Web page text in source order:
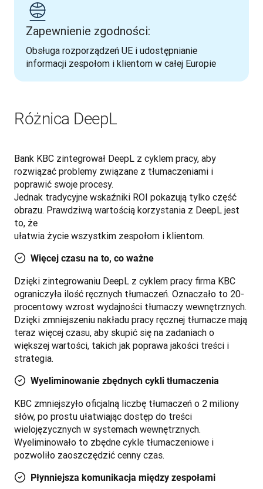
Zapewnienie zgodności:
Obsługa rozporządzeń UE i udostępnianie
informacji zespołom i klientom w całej Europie
Różnica DeepL
Bank KBC zintegrował DeepL z cyklem pracy, aby
rozwiązać problemy związane z tłumaczeniami i
poprawić swoje procesy.
Jednak tradycyjne wskaźniki ROI pokazują tylko część
obrazu. Prawdziwą wartością korzystania z DeepL jest
to, że
ułatwia życie wszystkim zespołom i klientom.
Więcej czasu na to, co ważne
Dzięki zintegrowaniu DeepL z cyklem pracy firma KBC
ograniczyła ilość ręcznych tłumaczeń. Oznaczało to 20-
procentowy wzrost wydajności tłumaczy wewnętrznych.
Dzięki zmniejszeniu nakładu pracy ręcznej tłumacze mają
teraz więcej czasu, aby skupić się na zadaniach o
większej wartości, takich jak poprawa jakości treści i
strategia.
Wyeliminowanie zbędnych cykli tłumaczenia
KBC zmniejszyło oficjalną liczbę tłumaczeń o 2 miliony
słów, po prostu ułatwiając dostęp do treści
wielojęzycznych w systemach wewnętrznych.
Wyeliminowało to zbędne cykle tłumaczeniowe i
pozwoliło zaoszczędzić cenny czas.
Płynniejsza komunikacja między zespołami